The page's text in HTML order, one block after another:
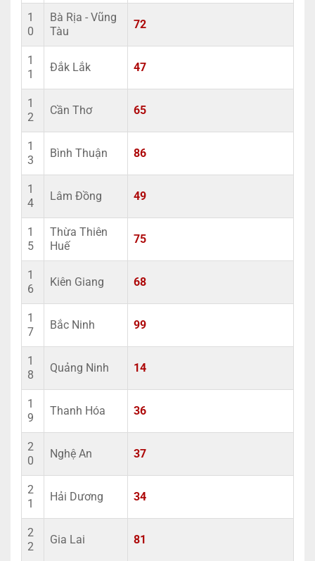
1
0
Bà Rịa - Vũng
Tàu
72
1
1
Đắk Lắk 47
1
2
Cần Thơ 65
1
3
Bình Thuận 86
1
4
Lâm Đồng 49
1
5
Thừa Thiên
Huế
75
1
6
Kiên Giang 68
1
7
Bắc Ninh 99
1
8
Quảng Ninh 14
1
9
Thanh Hóa 36
2
0
Nghệ An 37
2
1
Hải Dương 34
2
2
Gia Lai 81